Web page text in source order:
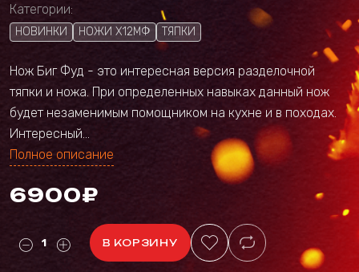
Категории:
НОВИНКИ НОЖИ Х12МФ ТЯПКИ
Нож Биг Фуд - это интересная версия разделочной
тяпки и ножа. При определенных навыках данный нож
будет незаменимым помощником на кухне и в походах.
Интересный...
Полное описание
6900₽
В КОРЗИНУ